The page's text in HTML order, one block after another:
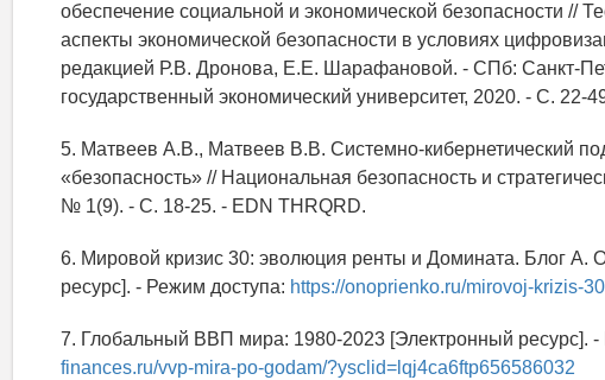
обеспечение социальной и экономической безопасности //
аспекты экономической безопасности в условиях
редакцией Р.В. Дронова, Е.Е. Шарафановой. - СПб: Санкт-
государственный экономический университет, 2020. - С. 22-
5. Матвеев А.В., Матвеев В.В. Системно-кибернетический
«безопасность» // Национальная безопасность и
№ 1(9). - С. 18-25. - EDN THRQRD.
6. Мировой кризис 30: эволюция ренты и Домината. Блог А.
ресурс]. - Режим доступа: https://onoprienko.ru/mirovoj-krizis-
7. Глобальный ВВП мира: 1980-2023 [Электронный ресурс]. -
finances.ru/vvp-mira-po-godam/?ysclid=lqj4ca6ftp656586032